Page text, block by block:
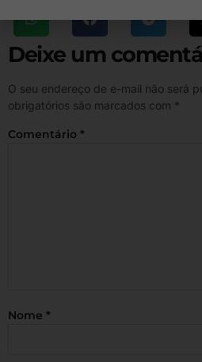
Deixe um
O seu endereço de e-mail não será
obrigatórios são marcados com *
Comentário *
Nome *